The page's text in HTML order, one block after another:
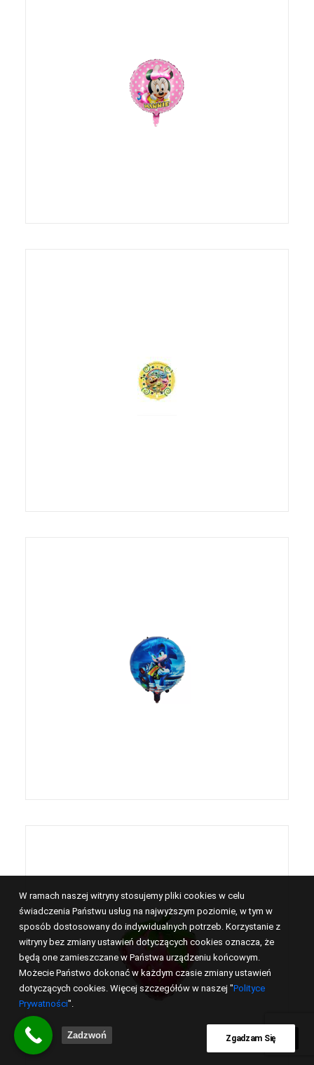
W ramach naszej witryny stosujemy pliki cookies w celu
świadczenia Państwu usług na najwyższym poziomie, w tym w
sposób dostosowany do indywidualnych potrzeb. Korzystanie z
witryny bez zmiany ustawień dotyczących cookies oznacza, że
będą one zamieszczane w Państwa urządzeniu końcowym.
Możecie Państwo dokonać w każdym czasie zmiany ustawień
dotyczących cookies. Więcej szczegółów w naszej "Polityce
Prywatności".
Zgadzam Się
Zadzwoń